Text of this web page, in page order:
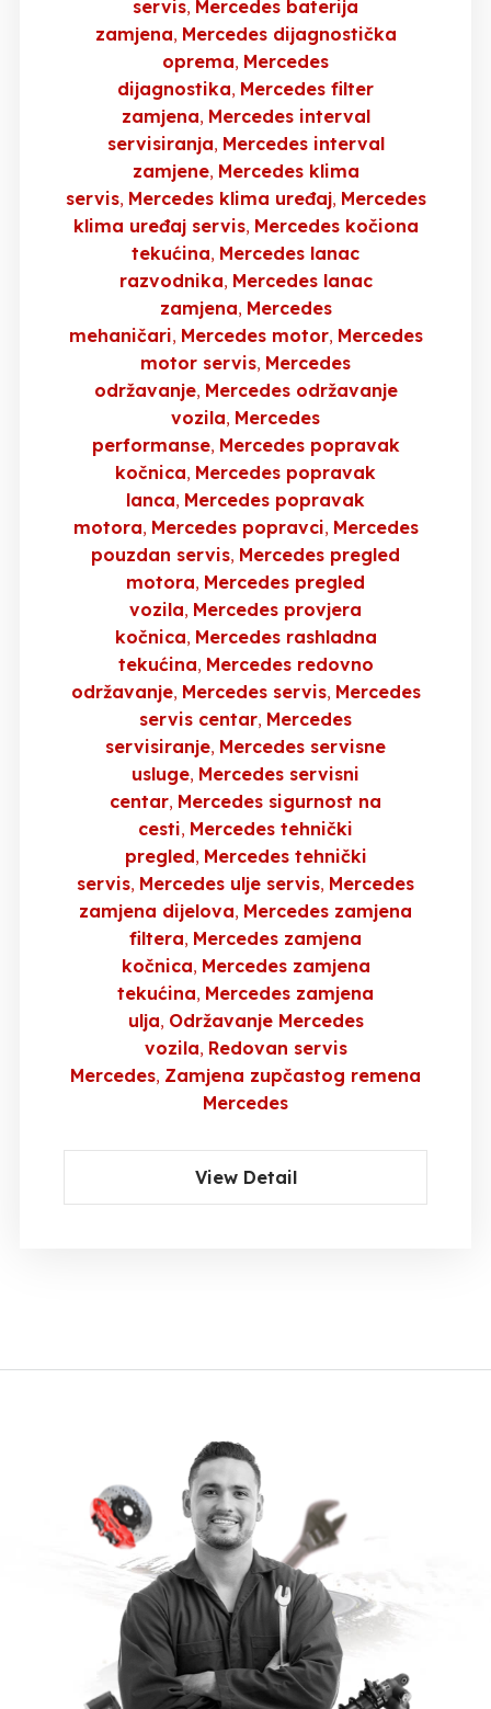
servis Mercedes baterija
zamjena Mercedes dijagnostička
oprema Mercedes
dijagnostika Mercedes filter
zamjena Mercedes interval
servisiranja Mercedes interval
zamjene Mercedes klima
servis Mercedes klima uređaj Mercedes
klima uređaj servis Mercedes kočiona
tekućina Mercedes lanac
razvodnika Mercedes lanac
zamjena Mercedes
mehaničari Mercedes motor Mercedes
motor servis Mercedes
održavanje Mercedes održavanje
vozila Mercedes
performanse Mercedes popravak
kočnica Mercedes popravak
lanca Mercedes popravak
motora Mercedes popravci Mercedes
pouzdan servis Mercedes pregled
motora Mercedes pregled
vozila Mercedes provjera
kočnica Mercedes rashladna
tekućina Mercedes redovno
održavanje Mercedes servis Mercedes
servis centar Mercedes
servisiranje Mercedes servisne
usluge Mercedes servisni
centar Mercedes sigurnost na
cesti Mercedes tehnički
pregled Mercedes tehnički
servis Mercedes ulje servis Mercedes
zamjena dijelova Mercedes zamjena
filtera Mercedes zamjena
kočnica Mercedes zamjena
tekućina Mercedes zamjena
ulja Održavanje Mercedes
vozila Redovan servis
Mercedes Zamjena zupčastog remena
Mercedes
View Detail